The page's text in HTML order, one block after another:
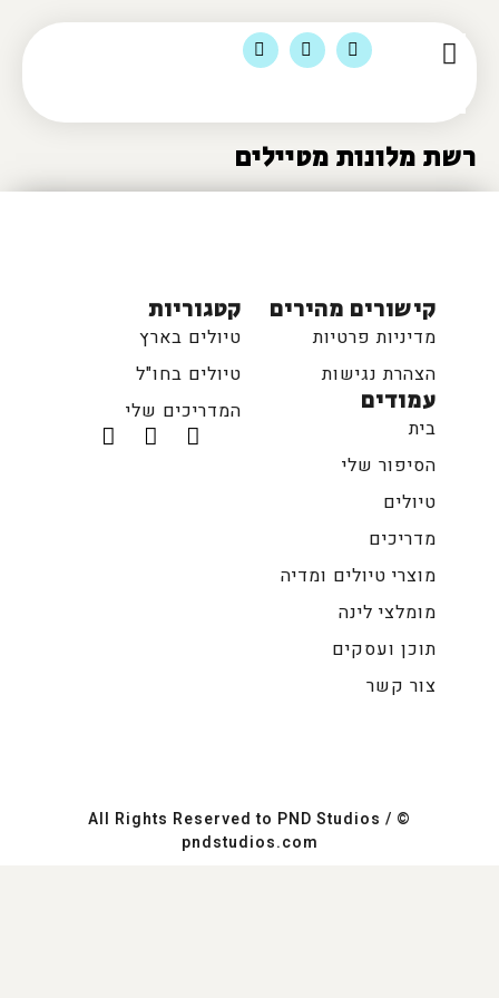
רשת מלונות מטיילים
קטגוריות
טיולים בארץ
טיולים בחו"ל
המדריכים שלי
קישורים מהירים
מדיניות פרטיות
הצהרת נגישות
עמודים
בית
הסיפור שלי
טיולים
מדריכים
מוצרי טיולים ומדיה
מומלצי לינה
תוכן ועסקים
צור קשר
© All Rights Reserved to PND Studios /
pndstudios.com